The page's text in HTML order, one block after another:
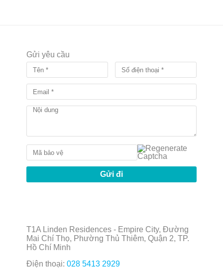
Tiện ích lân cận dự án Empire City:
Trung tâm thương mại cao cấp (Emart)
Trường học quốc tế (VIS, AIS…)
Công viên ven sông dài 2,7km
Tòa tháp Empire 88 Tower – biểu tượng tương lai
của Thủ Thiêm
trí và tầng)
Giá thuê: 10-20$/m2 tùy nội thất và view
Pháp lý: Sổ hồng lâu dài cho người Việt; 50 năm cho
trị BĐS tại
Linden Residences
được đánh giá có
khả năng tăng trưởng mạnh mẽ trong trung và dài
hạn.
Gửi yêu cầu
T1A Linden Residences - Empire City, Đường
Mai Chí Thọ, Phường Thủ Thiêm, Quận 2, TP.
Hồ Chí Minh
Điện thoại: 028 5413 2929